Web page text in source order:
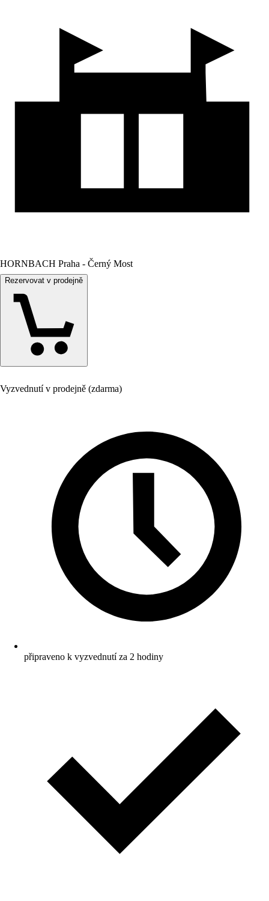
HORNBACH Praha - Černý Most
Rezervovat v prodejně
Vyzvednutí v prodejně (zdarma)
připraveno k vyzvednutí za 2 hodiny